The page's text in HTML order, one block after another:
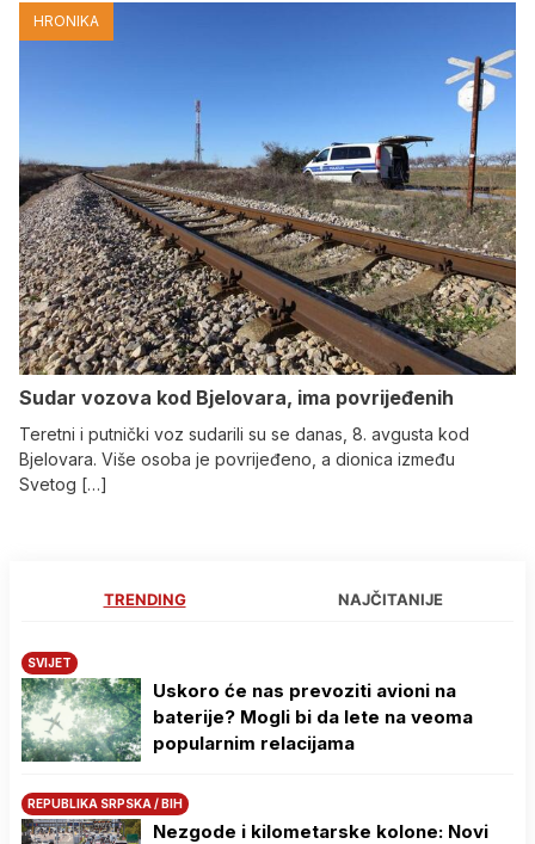
HRONIKA
Sudar vozova kod Bjelovara, ima povrijeđenih
Teretni i putnički voz sudarili su se danas, 8. avgusta kod
Bjelovara. Više osoba je povrijeđeno, a dionica između
Svetog […]
TRENDING NAJČITANIJE
SVIJET
Uskoro će nas prevoziti avioni na
baterije? Mogli bi da lete na veoma
popularnim relacijama
REPUBLIKA SRPSKA / BIH
Nezgode i kilometarske kolone: Novi